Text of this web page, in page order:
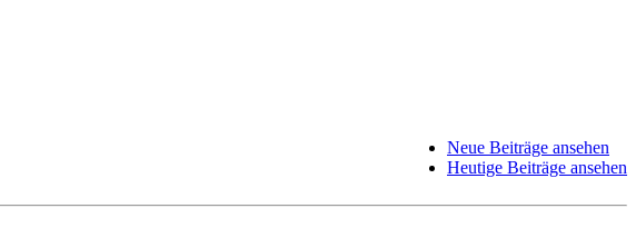
Neue Beiträge ansehen
Heutige Beiträge ansehen